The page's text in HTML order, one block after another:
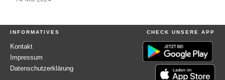
INFORMATIVES
Kontakt
Impressum
Datenschutzerklärung
CHECK UNSERE APP